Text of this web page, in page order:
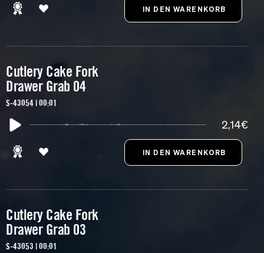
Cutlery Cake Fork
Drawer Grab 04
S-43054 | 00:01
2,14€
Cutlery Cake Fork
Drawer Grab 03
S-43053 | 00:01